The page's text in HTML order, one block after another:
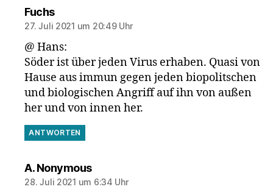
Fuchssagt:
27. Juli 2021 um 20:49 Uhr
@ Hans:
Söder ist über jeden Virus erhaben. Quasi von
Hause aus immun gegen jeden biopolitschen
und biologischen Angriff auf ihn von außen
her und von innen her.
ANTWORTEN
A. Nonymoussagt:
28. Juli 2021 um 6:34 Uhr